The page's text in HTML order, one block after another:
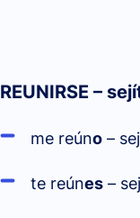
REUNIRSE –
me reúno –
te reúnes –